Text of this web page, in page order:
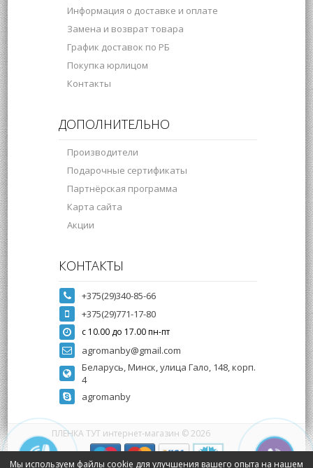
Информация о доставке и оплате
Замена и возврат товара
График доставок по РБ
Покупка юрлицом
Контакты
ДОПОЛНИТЕЛЬНО
Производители
Подарочные сертификаты
Партнёрская программа
Карта сайта
Акции
КОНТАКТЫ
+375(29)340-85-66
+375(29)771-17-80
с 10.00 до 17.00 пн-пт
agromanby@gmail.com
Беларусь, Минск, улица Гало, 148, корп.
4
agromanby
ПЛЕНКА ТУТ интернет-магазин © 2026
Мы используем файлы cookie для улучшения вашего опыта на нашем